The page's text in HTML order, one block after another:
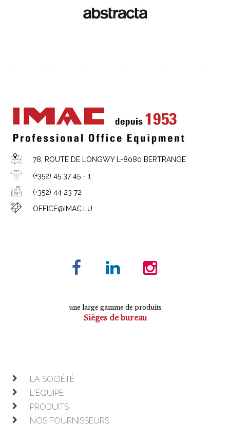
78, ROUTE DE LONGWY L-8080 BERTRANGE
(+352) 45 37 45 - 1
(+352) 44 23 72
OFFICE@IMAC.LU
une large gamme de produits
Sièges de bureau
LA SOCIÉTÉ
L'ÉQUIPE
PRODUITS
NOS FOURNISSEURS